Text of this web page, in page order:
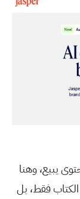
يبيع، وهنا
فقط، بل